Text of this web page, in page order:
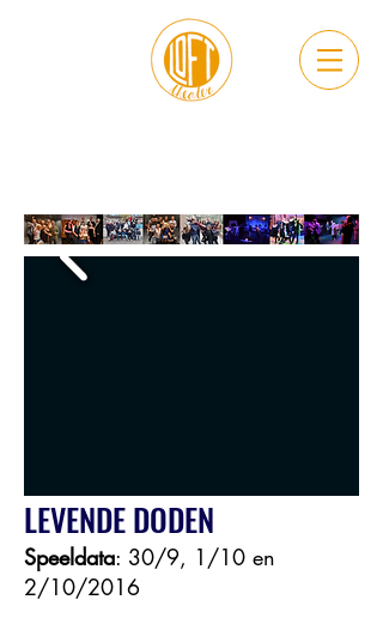
LEVENDE DODEN
Speeldata: 30/9, 1/10 en
2/10/2016